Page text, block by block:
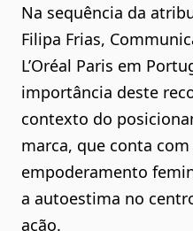
Na sequência da
Filipa Frias,
L’Oréal Paris em
importância deste
contexto do
marca, que conta
empoderamento
a autoestima no
ação.